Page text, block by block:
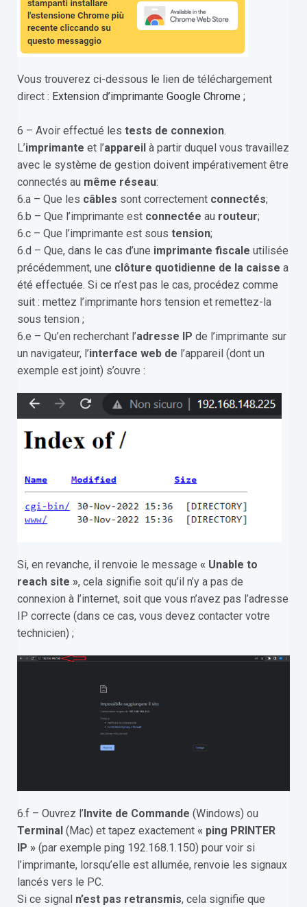
Vous trouverez ci-dessous le lien de téléchargement
direct : Extension d’imprimante Google Chrome ;
6 – Avoir effectué les tests de connexion.
L’imprimante et l’appareil à partir duquel vous travaillez
avec le système de gestion doivent impérativement être
connectés au même réseau:
6.a – Que les câbles sont correctement connectés;
6.b – Que l’imprimante est connectée au routeur;
6.c – Que l’imprimante est sous tension;
6.d – Que, dans le cas d’une imprimante fiscale utilisée
précédemment, une clôture quotidienne de la caisse a
été effectuée. Si ce n’est pas le cas, procédez comme
suit : mettez l’imprimante hors tension et remettez-la
sous tension ;
6.e – Qu’en recherchant l’adresse IP de l’imprimante sur
un navigateur, l’interface web de l’appareil (dont un
exemple est joint) s’ouvre :
Si, en revanche, il renvoie le message « Unable to
reach site », cela signifie soit qu’il n’y a pas de
connexion à l’internet, soit que vous n’avez pas l’adresse
IP correcte (dans ce cas, vous devez contacter votre
technicien) ;
6.f – Ouvrez l’ Invite de Commande (Windows) ou
Terminal (Mac) et tapez exactement « ping PRINTER
IP » (par exemple ping 192.168.1.150) pour voir si
l’imprimante, lorsqu’elle est allumée, renvoie les signaux
lancés vers le PC.
Si ce signal n’est pas retransmis, cela signifie que